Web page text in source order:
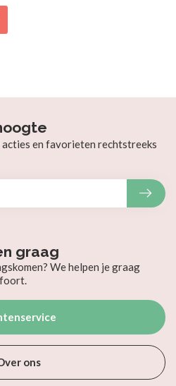
graag
We helpen je graag
ons
en favorieten rechtstreeks